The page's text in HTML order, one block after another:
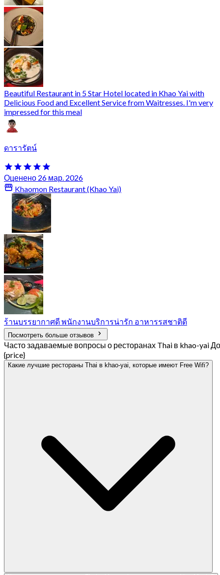
Beautiful Restaurant in 5 Star Hotel located in Khao Yai with
Delicious Food and Excellent Service from Waitresses. I'm very
impressed for this meal
ดารารัตน์
Оценено 26 мар. 2026
Khaomon Restaurant (Khao Yai)
ร้านบรรยากาศดี พนักงานบริการน่ารัก อาหารรสชาติดี
Посмотреть больше отзывов
Часто задаваемые вопросы о ресторанах Thai в khao-yai До
{price}
Какие лучшие рестораны Thai в khao-yai, которые имеют Free Wifi?